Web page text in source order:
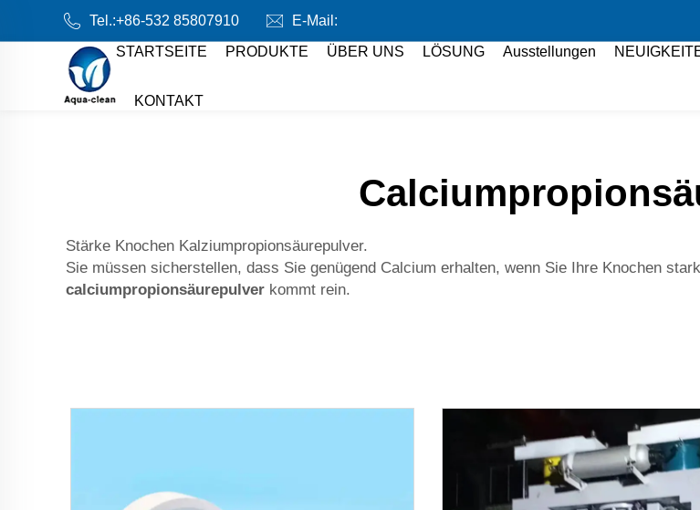
Tel.:+86-532 85807910
E-Mail:
STARTSEITE
PRODUKTE ÜBER UNS LÖSUNG Ausstellungen
KONTAKT
Stärke Knochen Kalziumpropionsäurepulver.
Sie müssen sicherstellen, dass Sie genügend Calcium erhalten, wenn Sie Ihre Knochen
calciumpropionsäurepulver kommt rein.